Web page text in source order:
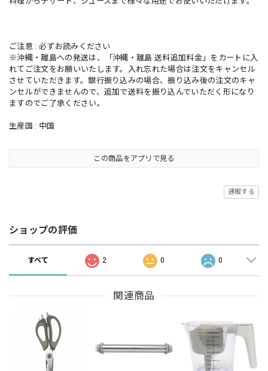
ご注意 : 必ずお読みください
※沖縄・離島への発送は、「沖縄・離島 送料追加料金」をカートに入
れてご注文をお願いいたします。入れ忘れた場合は注文をキャンセル
させていただきます。銀行振り込みの場合、振り込み後の注文のキャ
ンセルができませんので、追加で送料を振り込んでいただく形になり
ますのでご了承ください。
生産国 : 中国
この商品をアプリで見る
通報する
ショップの評価
すべて 2 0 0
関連商品